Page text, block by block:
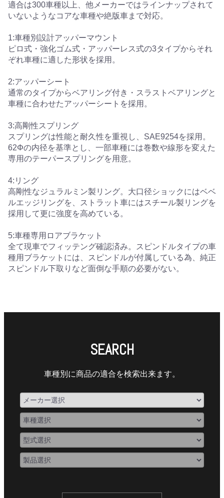
適合は300車種以上、他メーカーではラインナップされて
いないようなコアな車種や絶版車まで対応。
1:車種別設計アッパーマウント
ピロ式・強化ゴム式・アッパーレス式の3タイプからそれ
ぞれ車種に適した形状を採用。
2:アッパーシート
通常のタイプからベアリング付き・スラストベアリングと
車種に合わせたアッパーシートを採用。
3:高剛性スプリング
スプリングは性能と耐久性を重視し、SAE9254を採用。
62Φの内径を基準とし、一部車種には巻数や線形を変えた
専用のテーパースプリングを用意。
4:リング
高剛性なジュラルミン製リング。大口径ショックにはベベ
ルエッジリングを、ストラット車にはスチール製リングを
採用して更に強度を高めている。
5:車種専用ロアブラケット
全て現車でフィッテング確認済み。スピンドルタイプの車
種用ブラケットには、スピンドルが付属している為、純正
スピンドル下取りなど面倒な手順の必要がない。
SEARCH
車種別に商品の適合を検索出来ます。